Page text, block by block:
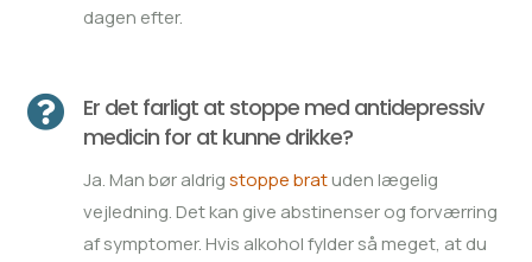
dagen efter.

Er det farligt at stoppe med antidepressiv
medicin for at kunne drikke?
Ja. Man bør aldrigstoppe bratuden lægelig
vejledning. Det kan give abstinenser og forværring
af symptomer. Hvis alkohol fylder så meget, at du